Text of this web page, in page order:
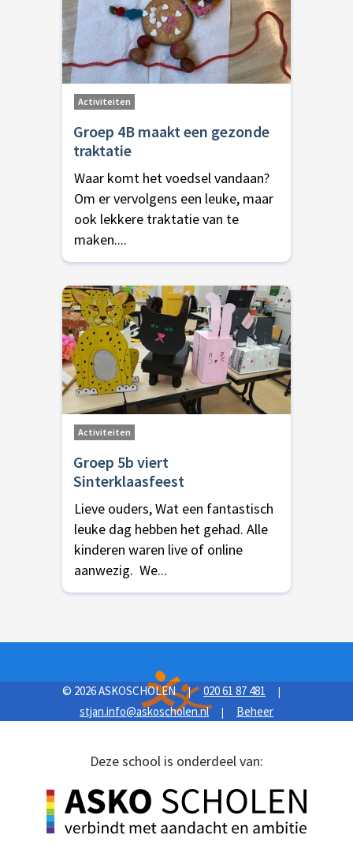
Activiteiten
Groep 4B maakt een gezonde
traktatie
Waar komt het voedsel vandaan?
Om er vervolgens een leuke, maar
ook lekkere traktatie van te
maken....
Activiteiten
Groep 5b viert
Sinterklaasfeest
Lieve ouders, Wat een fantastisch
leuke dag hebben het gehad. Alle
kinderen waren live of online
aanwezig. We...
© 2026 ASKOSCHOLEN | 020 61 87 481 |
stjan.info@askoscholen.nl | Beheer
Deze school is onderdeel van: